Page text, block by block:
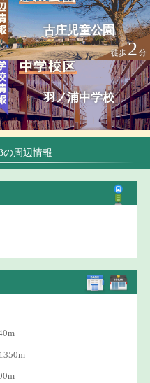
古庄児童公園
徒歩2 分
羽ノ浦中学校
の周辺情報